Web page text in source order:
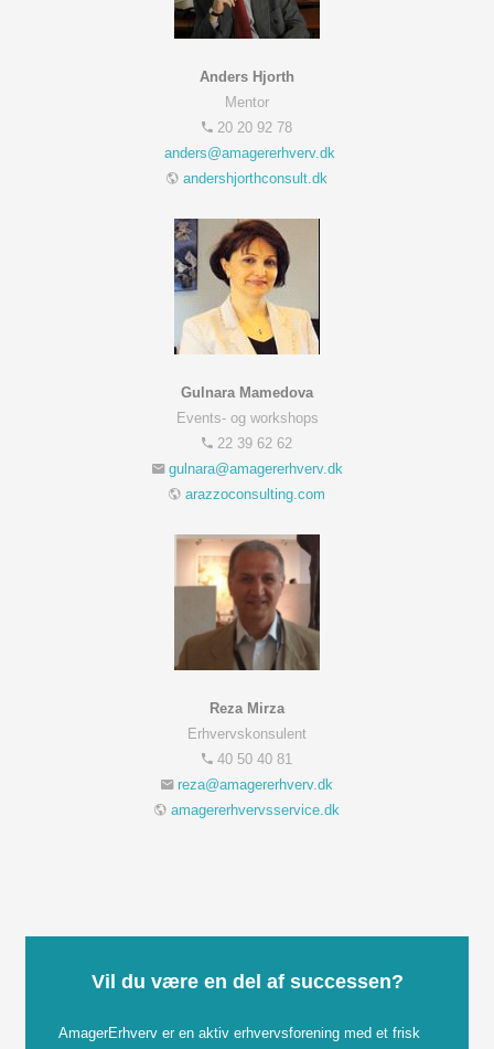
Anders Hjorth
Mentor
20 20 92 78
andershjorthconsult.dk
Gulnara Mamedova
Events- og workshops
22 39 62 62
arazzoconsulting.com
Reza Mirza
Erhvervskonsulent
40 50 40 81
amagererhvervsservice.dk
Vil du være en del af successen?
AmagerErhverv er en aktiv erhvervsforening med et frisk